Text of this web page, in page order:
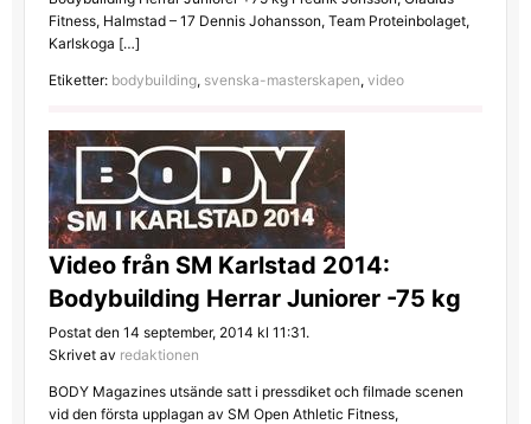
Fitness, Halmstad – 17 Dennis Johansson, Team Proteinbolaget,
Karlskoga […]
Etiketter: bodybuilding, svenska-masterskapen, video
Video från SM Karlstad 2014:
Bodybuilding Herrar Juniorer -75 kg
Postat den 14 september, 2014 kl 11:31.
Skrivet av redaktionen
BODY Magazines utsände satt i pressdiket och filmade scenen
vid den första upplagan av SM Open Athletic Fitness,